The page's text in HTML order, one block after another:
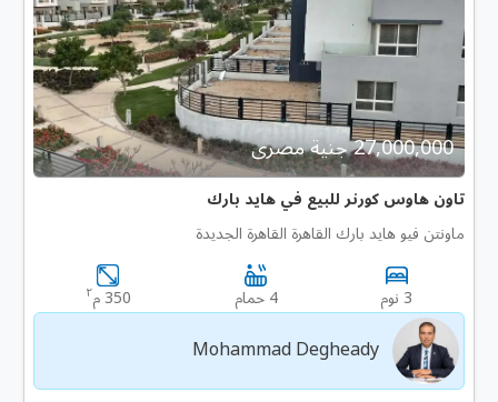
27,000,000 جنية مصرى
تاون هاوس كورنر للبيع في هايد بارك
ماونتن فيو هايد بارك القاهرة القاهرة الجديدة
3 نوم 4 حمام 350 م ٢
Mohammad Degheady